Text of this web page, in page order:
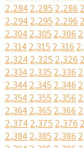
2,2842,285 2,286
2,2942,295 2,296
2,3042,305 2,306
2,3142,315 2,316
2,3242,325 2,326
2,3342,335 2,336
2,3442,345 2,346
2,3542,355 2,356
2,3642,365 2,366
2,3742,375 2,376
2,3842,385 2,386